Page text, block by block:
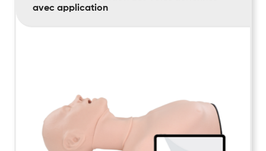
avec application